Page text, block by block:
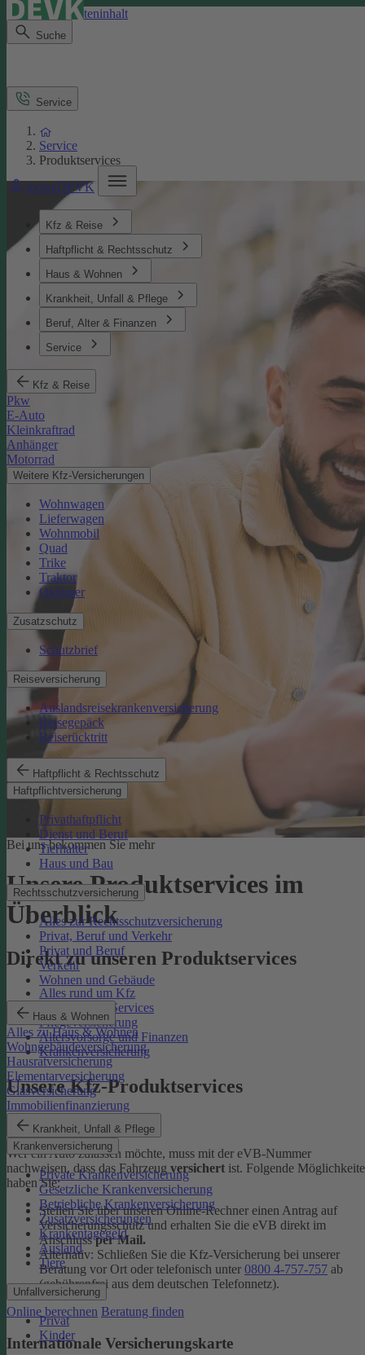
Direkt zum Seiteninhalt
Suche
meineDEVK
Kfz & Reise
Haftpflicht & Rechtsschutz
Haus & Wohnen
Krankheit, Unfall & Pflege
Beruf, Alter & Finanzen
Service
Kfz & Reise
Pkw
E-Auto
Kleinkraftrad
Anhänger
Motorrad
Weitere Kfz-Versicherungen
Wohnwagen
Lieferwagen
Wohnmobil
Quad
Trike
Traktor
Oldtimer
Zusatzschutz
Schutzbrief
Reiseversicherung
Auslandsreisekrankenversicherung
Reisegepäck
Reiserücktritt
Haftpflicht & Rechtsschutz
Haftpflichtversicherung
Privathaftpflicht
Dienst und Beruf
Tierhalter
Haus und Bau
Rechtsschutzversicherung
Alles zur Rechtsschutzversicherung
Privat, Beruf und Verkehr
Privat und Beruf
Verkehr
Wohnen und Gebäude
Haus & Wohnen
Alles zu Haus & Wohnen
Wohngebäudeversicherung
Hausratversicherung
Elementarversicherung
Glasversicherung
Immobilienfinanzierung
Krankheit, Unfall & Pflege
Krankenversicherung
Private Krankenversicherung
Gesetzliche Krankenversicherung
Betriebliche Krankenversicherung
Zusatzversicherungen
Krankentagegeld
Ausland
Tiere
Unfallversicherung
Privat
Kinder
Service
Service
Produktservices
Bei uns bekommen Sie mehr
Unsere Produktservices im
Überblick
Direkt zu unseren Produktservices
Alles rund um Kfz
Rechtsschutz-Services
Pflegeversicherung
Altersvorsorge und Finanzen
Krankenversicherung
Unsere Kfz-Produktservices
eVB-Nummer
Wer ein Auto zulassen möchte, muss mit der eVB-Nummer
nachweisen, dass das Fahrzeug versichert ist. Folgende
haben Sie:
Stellen Sie über unseren Online-Rechner einen Antrag auf
Versicherungsschutz und erhalten Sie die eVB direkt im
Anschlussper Mail.
Alternativ: Schließen Sie die Kfz-​Versicherung bei unserer
Beratung vor Ort oder telefonisch unter 0800 4-​757-757 ab
(gebührenfrei aus dem deutschen Telefonnetz).
Online berechnen Beratung finden
Internationale Versicherungskarte